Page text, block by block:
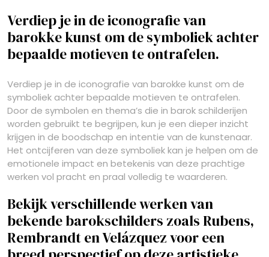
Verdiep je in de iconografie van
barokke kunst om de symboliek achter
bepaalde motieven te ontrafelen.
Verdiep je in de iconografie van barokke kunst om de
symboliek achter bepaalde motieven te ontrafelen.
Door de symbolen en thema’s die in barok schilderijen
worden gebruikt te begrijpen, kun je een dieper inzicht
krijgen in de boodschap en intentie van de kunstenaar.
Het ontcijferen van deze symboliek kan je helpen om de
emotionele impact en betekenis van deze prachtige
werken vol pracht en praal volledig te waarderen.
Bekijk verschillende werken van
bekende barokschilders zoals Rubens,
Rembrandt en Velázquez voor een